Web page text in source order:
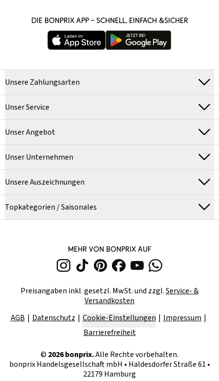
DIE BONPRIX APP – SCHNELL, EINFACH &SICHER
Unsere Zahlungsarten
Unser Service
Unser Angebot
Unser Unternehmen
Unsere Auszeichnungen
Topkategorien / Saisonales
MEHR VON BONPRIX AUF
Preisangaben inkl. gesetzl. MwSt. und zzgl.Service- &
Versandkosten
AGB
Datenschutz Cookie-Einstellungen
Impressum
Barrierefreiheit
© 2026bonprix.Alle Rechte vorbehalten.
bonprix Handelsgesellschaft mbH • Haldesdorfer Straße 61 •
22179 Hamburg